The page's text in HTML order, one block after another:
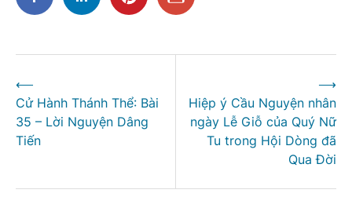
hướng
bài
viết
⟵
Cử Hành Thánh Thể: Bài
35 – Lời Nguyện Dâng
Tiến
Hiệp ý Cầu Nguyện nhân
ngày Lễ Giỗ của Quý Nữ
Tu trong Hội Dòng đã
Qua Đời
⟶